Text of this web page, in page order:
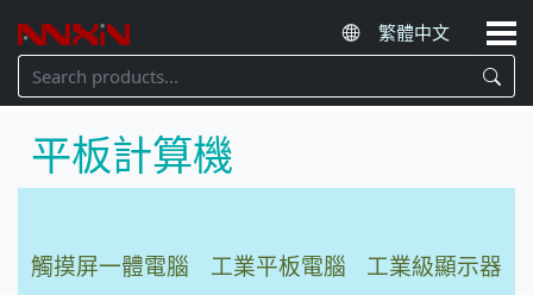
平板計算機
觸摸屏一體電腦 工業平板電腦
工業級顯示器